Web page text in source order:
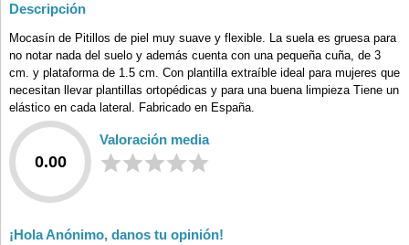
Descripción
Mocasín de Pitillos de piel muy suave y flexible. La suela es gruesa para
no notar nada del suelo y además cuenta con una pequeña cuña, de 3
cm. y plataforma de 1.5 cm. Con plantilla extraíble ideal para mujeres que
necesitan llevar plantillas ortopédicas y para una buena limpieza Tiene un
elástico en cada lateral. Fabricado en España.
0.00
Valoración media
¡Hola Anónimo, danos tu opinión!